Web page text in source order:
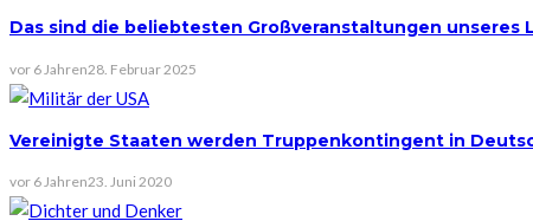
Das sind die beliebtesten Großveranstaltungen unseres
vor 6 Jahren28. Februar 2025
Vereinigte Staaten werden Truppenkontingent in
vor 6 Jahren23. Juni 2020